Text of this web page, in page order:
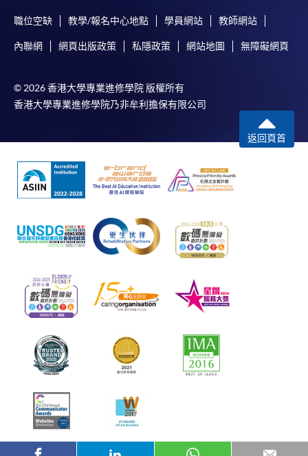
職位空缺 教學/報名中心地點 學員網站 教師網站
內聯網 網頁出版政策 私隱政策 網站地圖 無障礙網頁
© 2026 香港大學專業進修學院 版權所有
香港大學專業進修學院乃非牟利擔保有限公司
返回頁首